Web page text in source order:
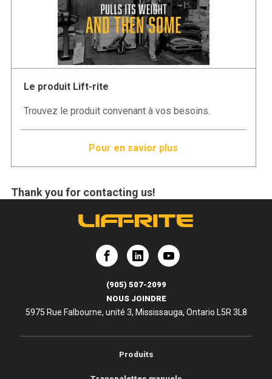
Le produit Lift-rite
Trouvez le produit convenant à vos besoins.
Pour en savior plus
Thank you for contacting us!
Produits
(905) 507-2099
NOUS JOINDRE
5975 Rue Falbourne, unité 3, Mississauga, Ontario L5R 3L8